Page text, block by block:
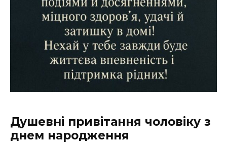
Душевні привітання чоловіку з
днем народження